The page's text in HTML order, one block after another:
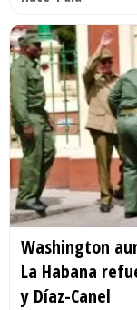
Washington
La Habana
y Díaz-Canel